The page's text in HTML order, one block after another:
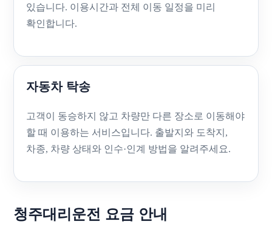
있습니다. 이용시간과 전체 이동 일정을 미리
확인합니다.
자동차 탁송
고객이 동승하지 않고 차량만 다른 장소로 이동해야
할 때 이용하는 서비스입니다. 출발지와 도착지,
차종, 차량 상태와 인수·인계 방법을 알려주세요.
청주대리운전 요금 안내